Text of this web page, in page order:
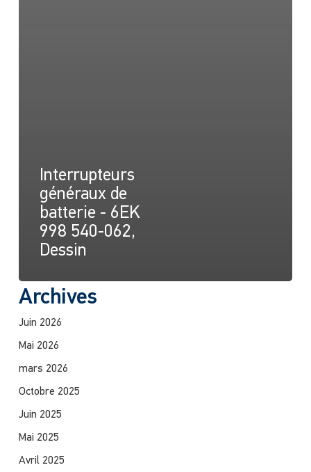
Interrupteurs
généraux de
batterie - 6EK
998 540-062,
Dessin
Archives
Juin 2026
Mai 2026
mars 2026
Octobre 2025
Juin 2025
Mai 2025
Avril 2025